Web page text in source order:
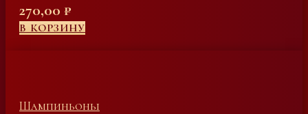
270,00 ₽
В КОРЗИНУ
Шампиньоны